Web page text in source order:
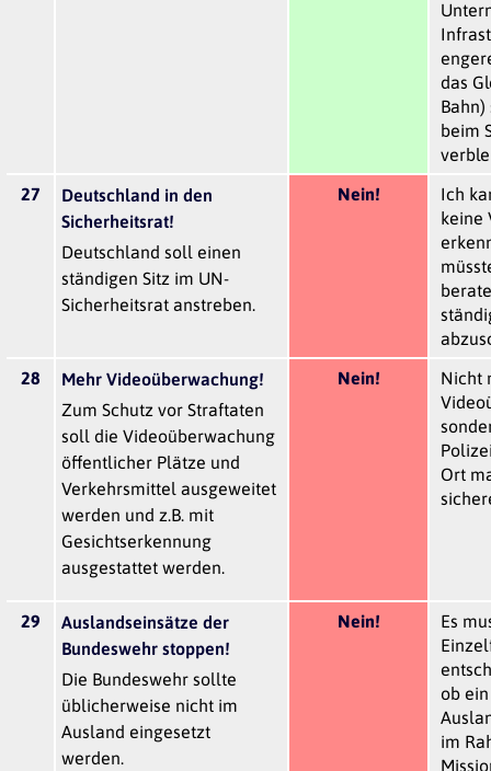
das
beim
27
Deutschland in den
Sicherheitsrat!
Deutschland soll einen
ständigen Sitz im UN-
Sicherheitsrat anstreben.
Nein!
Ich
keine
28
Mehr Videoüberwachung!
Zum Schutz vor Straftaten
soll die Videoüberwachung
öffentlicher Plätze und
Verkehrsmittel ausgeweitet
werden und z.B. mit
Gesichtserkennung
ausgestattet werden.
Nein!
Nicht
Ort
29
Auslandseinsätze der
Bundeswehr stoppen!
Die Bundeswehr sollte
üblicherweise nicht im
Ausland eingesetzt
werden.
Nein!
Es
ob ein
im